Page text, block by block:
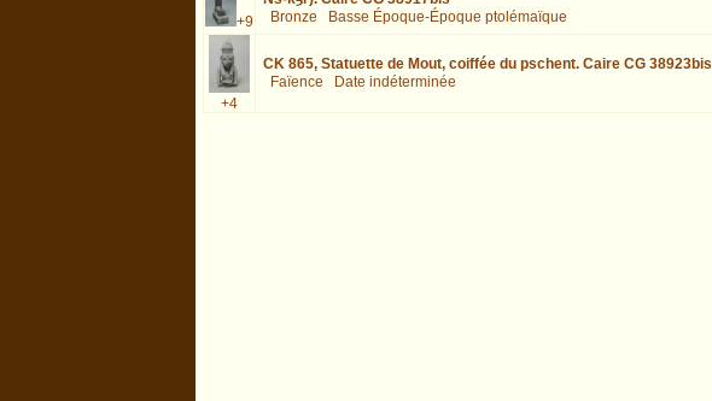
+9
Bronze
Basse Époque-Époque ptolémaïque
+4
CK 865, Statuette de Mout, coiffée du pschent. Caire CG 38923bis
Faïence
Date indéterminée